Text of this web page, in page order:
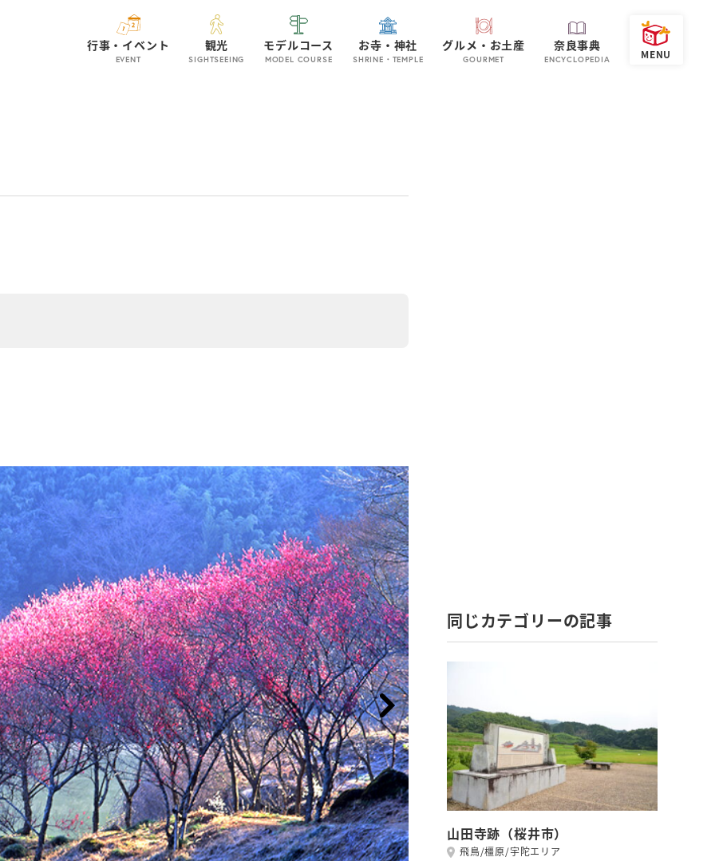
行事・イベント
EVENT
観光
SIGHTSEEING
モデルコース
MODEL COURSE
お寺・神社
SHRINE・TEMPLE
グルメ・お土産
GOURMET
奈良事典
ENCYCLOPEDIA
同じカテゴリーの記事
山田寺跡（桜井市）
飛鳥/橿原/宇陀エリア